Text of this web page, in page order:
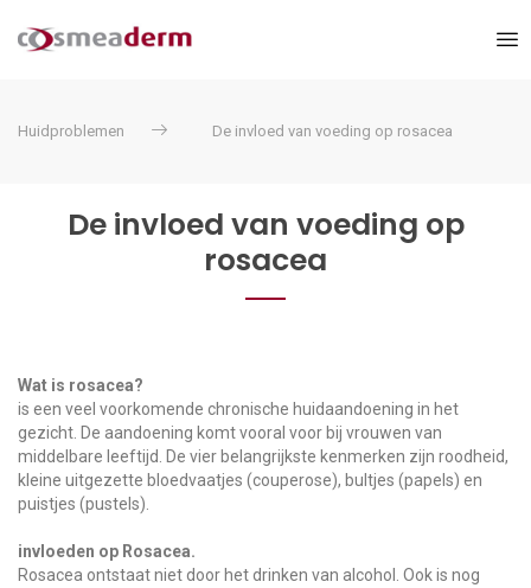
Huidproblemen De invloed van voeding op rosacea
De invloed van voeding op
rosacea
Wat is rosacea?
is een veel voorkomende chronische huidaandoening in het
gezicht. De aandoening komt vooral voor bij vrouwen van
middelbare leeftijd. De vier belangrijkste kenmerken zijn roodheid,
kleine uitgezette bloedvaatjes (couperose), bultjes (papels) en
puistjes (pustels).
invloeden op Rosacea.
Rosacea ontstaat niet door het drinken van alcohol. Ook is nog